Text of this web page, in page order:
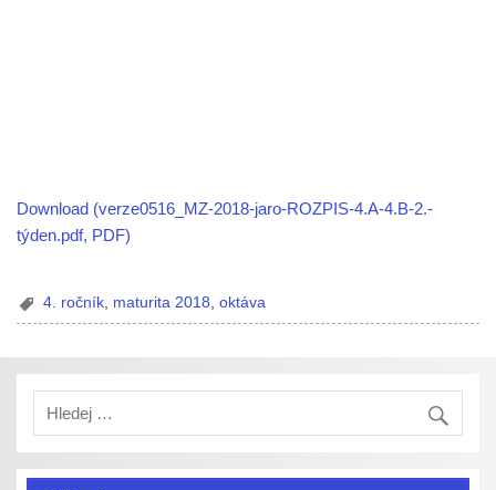
Download (verze0516_MZ-2018-jaro-ROZPIS-4.A-4.B-2.-
týden.pdf, PDF)
4. ročník maturita 2018 ,oktáva